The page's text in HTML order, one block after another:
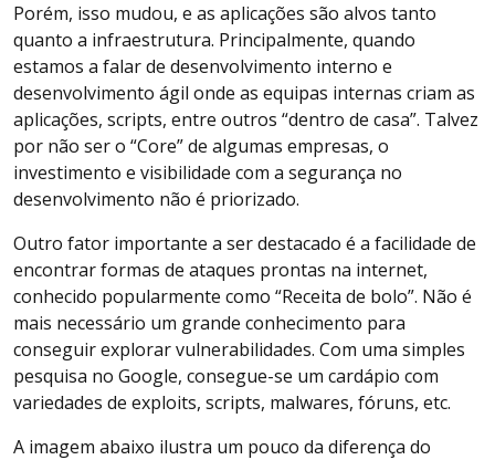
Porém, isso mudou, e as aplicações são alvos tanto
quanto a infraestrutura. Principalmente, quando
estamos a falar de desenvolvimento interno e
desenvolvimento ágil onde as equipas internas criam as
aplicações, scripts, entre outros “dentro de casa”. Talvez
por não ser o “Core” de algumas empresas, o
investimento e visibilidade com a segurança no
desenvolvimento não é priorizado.
Outro fator importante a ser destacado é a facilidade de
encontrar formas de ataques prontas na internet,
conhecido popularmente como “Receita de bolo”. Não é
mais necessário um grande conhecimento para
conseguir explorar vulnerabilidades. Com uma simples
pesquisa no Google, consegue-se um cardápio com
variedades de exploits, scripts, malwares, fóruns, etc.
A imagem abaixo ilustra um pouco da diferença do